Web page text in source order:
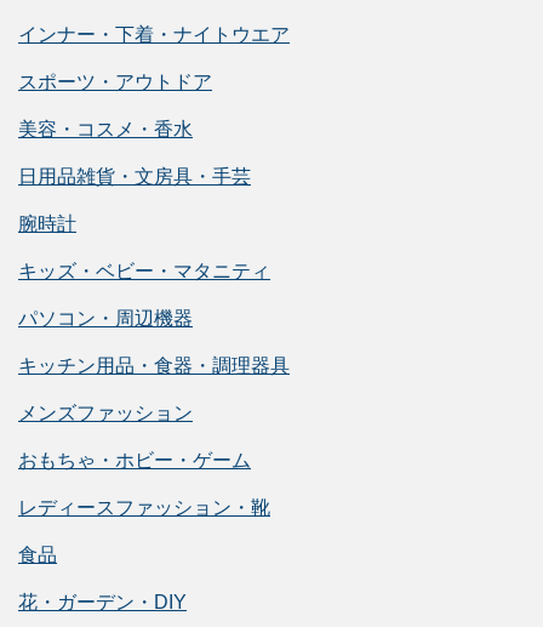
インナー・下着・ナイトウエア
スポーツ・アウトドア
美容・コスメ・香水
日用品雑貨・文房具・手芸
腕時計
キッズ・ベビー・マタニティ
パソコン・周辺機器
キッチン用品・食器・調理器具
メンズファッション
おもちゃ・ホビー・ゲーム
レディースファッション・靴
食品
花・ガーデン・DIY